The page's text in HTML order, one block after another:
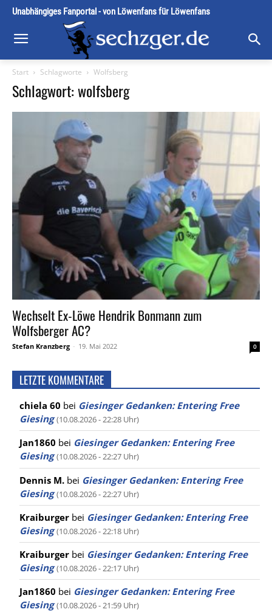
Unabhängiges Fanportal - von Löwenfans für Löwenfans
Start Schlagworte Wolfsberg
Schlagwort: wolfsberg
Wechselt Ex-Löwe Hendrik Bonmann zum
Wolfsberger AC?
Stefan Kranzberg - 19. Mai 2022 0
LETZTE KOMMENTARE
chiela 60 bei Giesinger Gedanken: Entering Free
Giesing (10.08.2026 - 22:28 Uhr)
Jan1860 bei Giesinger Gedanken: Entering Free
Giesing (10.08.2026 - 22:27 Uhr)
Dennis M. bei Giesinger Gedanken: Entering Free
Giesing (10.08.2026 - 22:27 Uhr)
Kraiburger bei Giesinger Gedanken: Entering Free
Giesing (10.08.2026 - 22:18 Uhr)
Kraiburger bei Giesinger Gedanken: Entering Free
Giesing (10.08.2026 - 22:17 Uhr)
Jan1860 bei Giesinger Gedanken: Entering Free
Giesing (10.08.2026 - 21:59 Uhr)